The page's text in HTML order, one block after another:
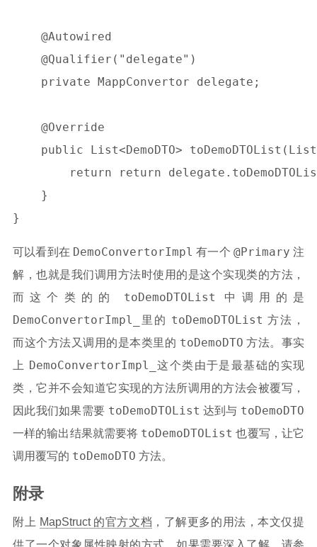
    @Autowired
    @Qualifier("delegate")
    private MappConvertor delegate;
    @Override
public List<DemoDTO>
    }
可以看到在 DemoConvertorImpl 有一个 @Primary 注
解，也就是我们调用方法时使用的是这个实现类的方法，
而这个类的的 toDemoDTOList 中调用的是
DemoConvertorImpl_ 里的 toDemoDTOList 方法，
而这个方法又调用的是本类里的 toDemoDTO 方法。事实
上 DemoConvertorImpl_
这个类由于是最基础的实现
类，它并不会知道它实现的方法所调用的方法会被覆写，
因此我们如果需要 toDemoDTOList 达到与 toDemoDTO
一样的输出结果就需要将 toDemoDTOList 也覆写，让它
调用覆写的 toDemoDTO 方法。
附录
附上 MapStruct 的官方文档 ，了解更多的用法，本文仅提
供了一个对象属性映射的方式，如果需要深入了解，请参